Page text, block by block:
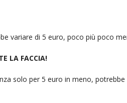
variare di 5 euro, poco più poco
LA FACCIA!
solo per 5 euro in meno,